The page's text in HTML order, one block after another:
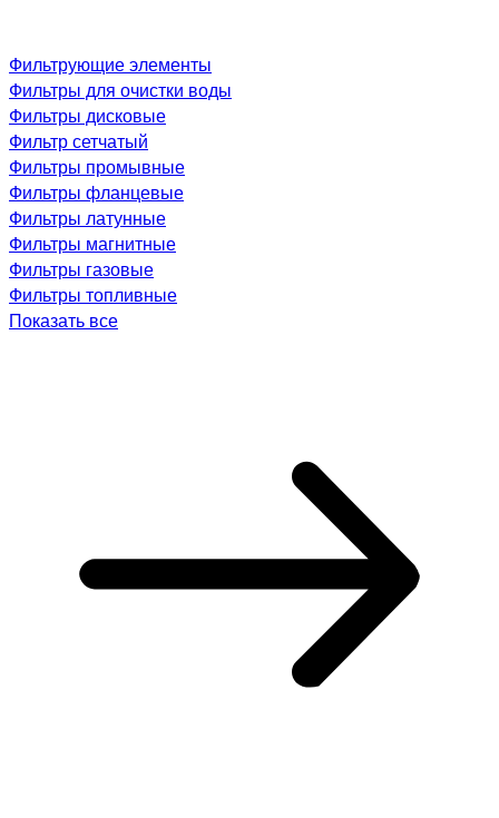
Фильтрующие элементы
Фильтры для очистки воды
Фильтры дисковые
Фильтр сетчатый
Фильтры промывные
Фильтры фланцевые
Фильтры латунные
Фильтры магнитные
Фильтры газовые
Фильтры топливные
Показать все